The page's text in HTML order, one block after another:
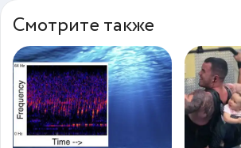
Смотрите также